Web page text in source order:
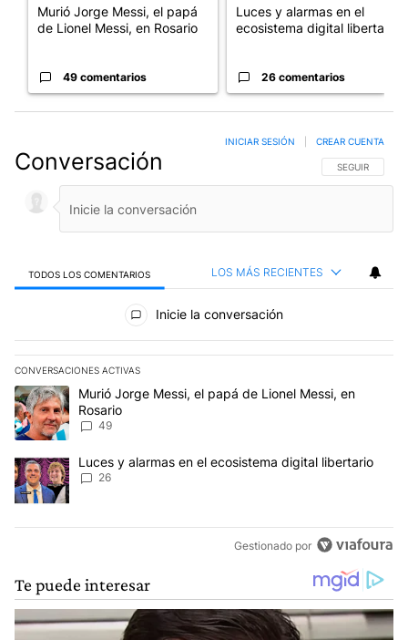
Murió Jorge Messi, el papá
de Lionel Messi, en Rosario
49 comentarios
Luces y alarmas en el
ecosistema digital libertario
26 comentarios
Conversación SIGA ESTA
SEGUIR
INICIAR SESIÓN CREAR CUENTA
TODOS LOS COMENTARIOS LOS MÁS RECIENTES
Todos los comentarios
Inicie la conversación
CONVERSACIONES ACTIVAS
Este listado muestra los artículos con más comentarios en los
Un artículo de tendencia con el título "Murió Jorge Messi, el
Murió Jorge Messi, el papá de Lionel Messi, en
Rosario
49
Un artículo de tendencia con el título "Luces y alarmas en el
Luces y alarmas en el ecosistema digital libertario
26
Gestionado por